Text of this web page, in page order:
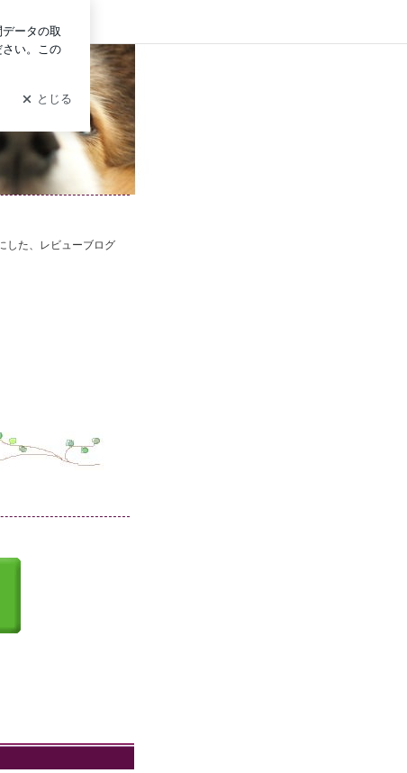
した、レビューブログ